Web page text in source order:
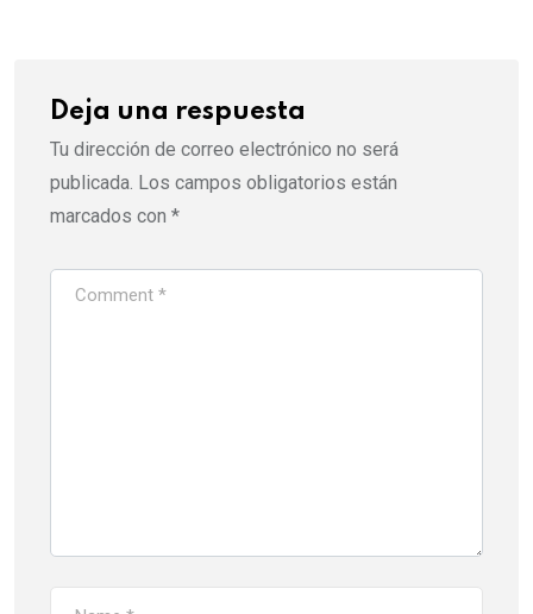
Deja una respuesta
Tu dirección de correo electrónico no será
publicada. Los campos obligatorios están
marcados con *